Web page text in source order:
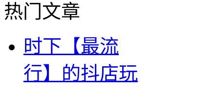
热门文章
时下【最流
行】的抖店玩